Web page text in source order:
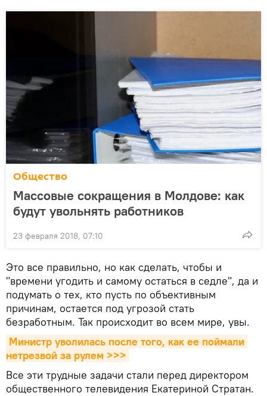
Общество
Массовые сокращения в Молдове: как
будут увольнять работников
23 февраля 2018, 07:10
Это все правильно, но как сделать, чтобы и
"времени угодить и самому остаться в седле", да и
подумать о тех, кто пусть по объективным
причинам, остается под угрозой стать
безработным. Так происходит во всем мире, увы.
Министр уволилась после того, как ее поймали
нетрезвой за рулем >>>
Все эти трудные задачи стали перед директором
общественного телевидения Екатериной Стратан.